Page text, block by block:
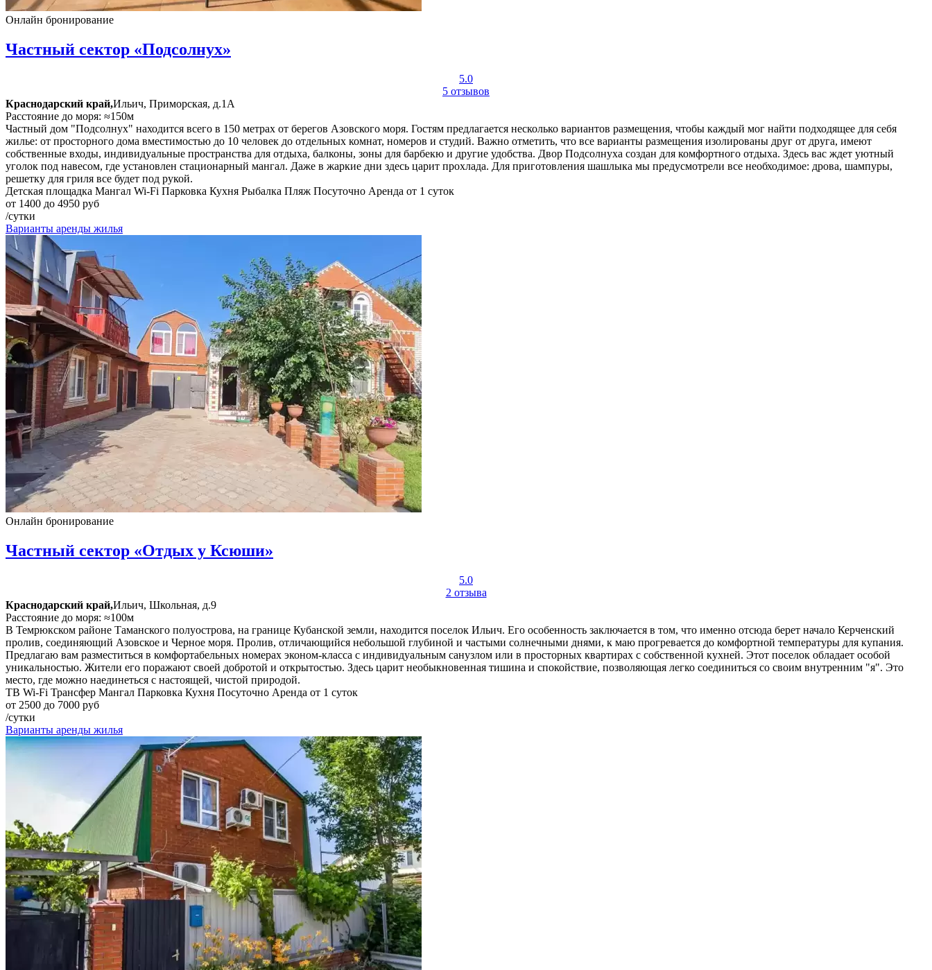
Онлайн бронирование
Частный сектор «Подсолнух»
5.0
5 отзывов
Краснодарский край,Ильич, Приморская, д.1А
Расстояние до моря: ≈150м
Частный дом "Подсолнух" находится всего в 150 метрах от берегов Азовского моря. Гостям предлагается несколько вариантов размещения, чтобы каждый мог найти подходящее для себя
жилье: от просторного дома вместимостью до 10 человек до отдельных комнат, номеров и студий. Важно отметить, что все варианты размещения изолированы друг от друга, имеют
собственные входы, индивидуальные пространства для отдыха, балконы, зоны для барбекю и другие удобства. Двор Подсолнуха создан для комфортного отдыха. Здесь вас ждет уютный
уголок под навесом, где установлен стационарный мангал. Даже в жаркие дни здесь царит прохлада. Для приготовления шашлыка мы предусмотрели все необходимое: дрова, шампуры,
решетку для гриля все будет под рукой.
Детская площадка Мангал Wi-Fi Парковка Кухня Рыбалка Пляж Посуточно Аренда от 1 суток
от 1400 до 4950 руб
/сутки
Варианты аренды жилья
Онлайн бронирование
Частный сектор «Отдых у Ксюши»
5.0
2 отзыва
Краснодарский край,Ильич, Школьная, д.9
Расстояние до моря: ≈100м
В Темрюкском районе Таманского полуострова, на границе Кубанской земли, находится поселок Ильич. Его особенность заключается в том, что именно отсюда берет начало Керченский
пролив, соединяющий Азовское и Черное моря. Пролив, отличающийся небольшой глубиной и частыми солнечными днями, к маю прогревается до комфортной температуры для купания.
Предлагаю вам разместиться в комфортабельных номерах эконом-класса с индивидуальным санузлом или в просторных квартирах с собственной кухней. Этот поселок обладает особой
уникальностью. Жители его поражают своей добротой и открытостью. Здесь царит необыкновенная тишина и спокойствие, позволяющая легко соединиться со своим внутренним "я". Это
место, где можно наединеться с настоящей, чистой природой.
ТВ Wi-Fi Трансфер Мангал Парковка Кухня Посуточно Аренда от 1 суток
от 2500 до 7000 руб
/сутки
Варианты аренды жилья